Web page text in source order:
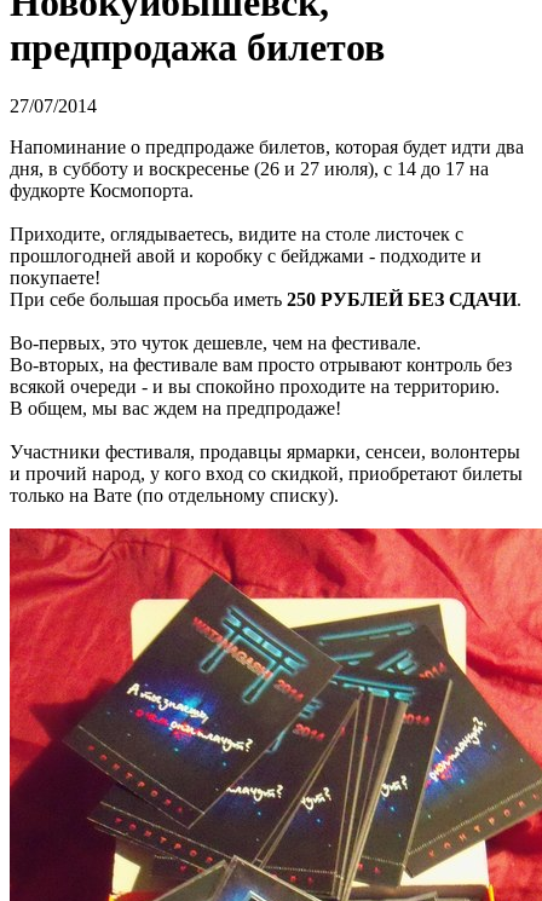
предпродажа билетов
27/07/2014
Напоминание о предпродаже билетов, которая будет идти два
дня, в субботу и воскресенье (26 и 27 июля), с 14 до 17 на
фудкорте Космопорта.
Приходите, оглядываетесь, видите на столе листочек с
прошлогодней авой и коробку с бейджами - подходите и
покупаете!
При себе большая просьба иметь 250 РУБЛЕЙ БЕЗ СДАЧИ.
Во-первых, это чуток дешевле, чем на фестивале.
Во-вторых, на фестивале вам просто отрывают контроль без
всякой очереди - и вы спокойно проходите на территорию.
В общем, мы вас ждем на предпродаже!
Участники фестиваля, продавцы ярмарки, сенсеи, волонтеры
и прочий народ, у кого вход со скидкой, приобретают билеты
только на Вате (по отдельному списку).